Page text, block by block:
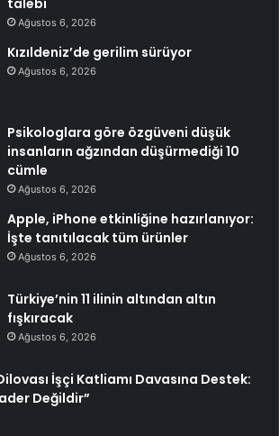
Ağustos 6, 2026
Kızıldeniz’de gerilim sürüyor
Ağustos 6, 2026
Psikologlara göre özgüveni düşük
insanların ağzından düşürmediği 10
cümle
Ağustos 6, 2026
Apple, iPhone etkinliğine hazırlanıyor:
İşte tanıtılacak tüm ürünler
Ağustos 6, 2026
Türkiye’nin 11 ilinin altından altın
fışkıracak
Ağustos 6, 2026
İşçi Katliamı Davasına Destek:
Değildir”